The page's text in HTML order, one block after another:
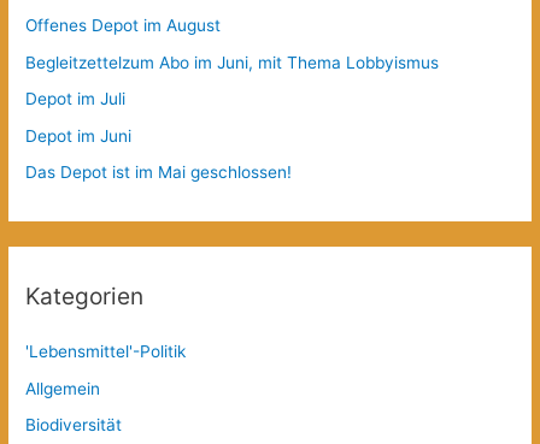
Offenes Depot im August
Begleitzettelzum Abo im Juni, mit Thema Lobbyismus
Depot im Juli
Depot im Juni
Das Depot ist im Mai geschlossen!
Kategorien
'Lebensmittel'-Politik
Allgemein
Biodiversität